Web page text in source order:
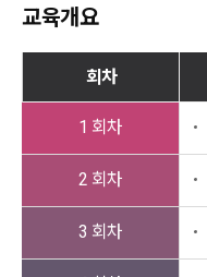
교육개요
회차
1 회차
2 회차
3 회차